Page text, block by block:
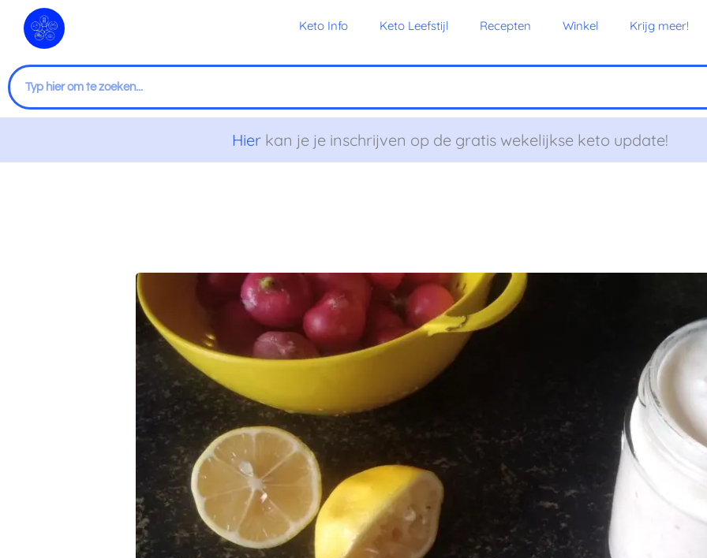
naar
inhoud
Keto Info Keto Leefstijl Recepten Winkel Krijg meer!
Zoeken
Hierkan je je inschrijven op de gratis wekelijkse keto update!